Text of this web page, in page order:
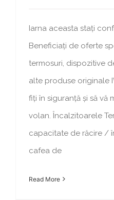
Iarna aceasta stați
Beneficiați de oferte
termosuri, dispozitive
alte produse originale
fiți în siguranță și să
volan. Încalzitoarele
capacitate de răcire /
cafea de
Read More